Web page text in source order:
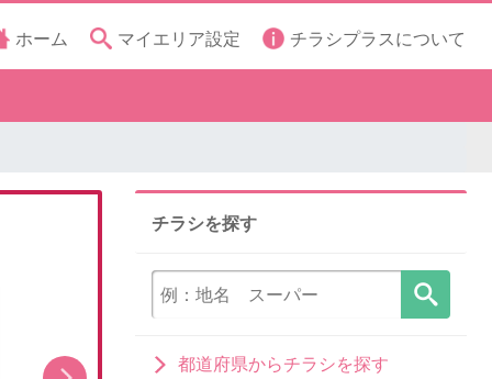
ホーム マイエリア設定 チラシプラスについて
チラシを探す
都道府県からチラシを探す